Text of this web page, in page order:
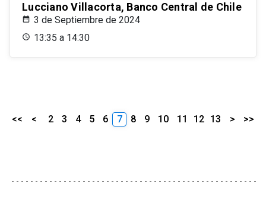
Lucciano Villacorta, Banco Central de Chile
3 de Septiembre de 2024
13:35 a 14:30
<< < 2 3 4 5 6 7 8 9 10 11 12 13 > >>